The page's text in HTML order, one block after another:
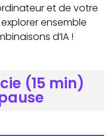
et de votre
ensemble
d’IA !
(15 min)